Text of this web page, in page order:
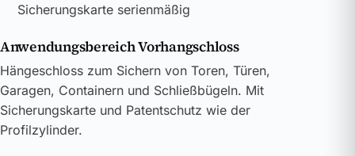
Sicherungskarte serienmäßig
Anwendungsbereich Vorhangschloss
Hängeschloss zum Sichern von Toren, Türen,
Garagen, Containern und Schließbügeln. Mit
Sicherungskarte und Patentschutz wie der
Profilzylinder.